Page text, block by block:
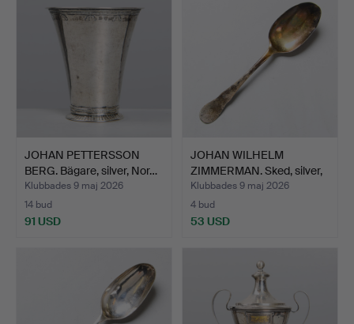
JOHAN PETTERSSON
BERG. Bägare, silver, Nor…
Klubbades 9 maj 2026
14 bud
91 USD
JOHAN WILHELM
ZIMMERMAN. Sked, silver,
Sto…
Klubbades 9 maj 2026
4 bud
53 USD